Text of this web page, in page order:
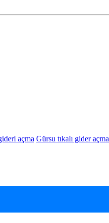
açma Gürsu tıkalı gider açma